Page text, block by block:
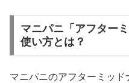
マニパニ「アフター
使い方とは？
マニパニのアフターミッ